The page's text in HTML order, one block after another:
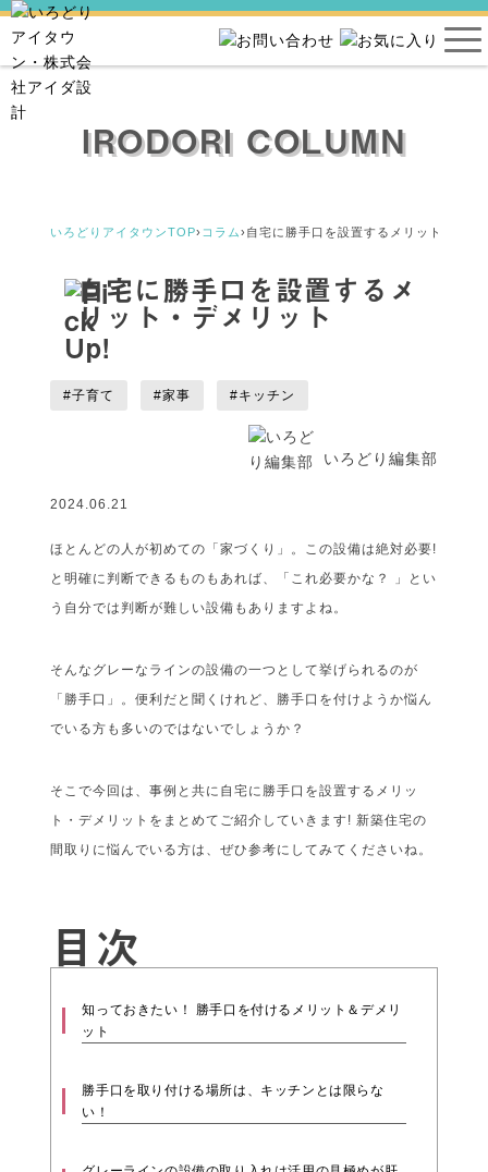
IRODORI COLUMN
いろどりアイタウンTOP› コラム› 自宅に勝手口を設置するメリット・デメ
自宅に勝手口を設置するメ
リット・デメリット
#子育て #家事 #キッチン
いろどり編集部
2024.06.21
ほとんどの人が初めての「家づくり」。この設備は絶対必要!
と明確に判断できるものもあれば、「これ必要かな？ 」とい
う自分では判断が難しい設備もありますよね。
そんなグレーなラインの設備の一つとして挙げられるのが
「勝手口」。便利だと聞くけれど、勝手口を付けようか悩ん
でいる方も多いのではないでしょうか？
そこで今回は、事例と共に自宅に勝手口を設置するメリッ
ト・デメリットをまとめてご紹介していきます! 新築住宅の
間取りに悩んでいる方は、ぜひ参考にしてみてくださいね。
目次
知っておきたい！ 勝手口を付けるメリット＆デメリ
ット
勝手口を取り付ける場所は、キッチンとは限らな
い！